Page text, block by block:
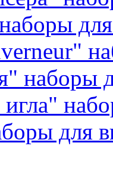
наборы
игла"
для